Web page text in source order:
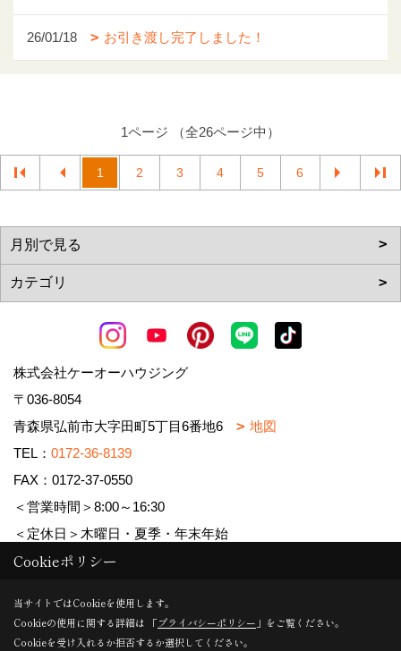
26/01/18 お引き渡し完了しました！
1ページ （全26ページ中）
1 2 3 4 5 6
株式会社ケーオーハウジング
〒036-8054
青森県弘前市大字田町5丁目6番地6
地図
TEL： 0172-36-8139
FAX：0172-37-0550
＜営業時間＞8:00～16:30
＜定休日＞木曜日・夏季・年末年始
Copyright (c) 株式会社ケーオーハウジング. All Rights Reserved.
Produced byゴデスクリエイト
Cookieポリシー
当サイトではCookieを使用します。
Cookieの使用に関する詳細は 「プライバシーポリシー 」をご覧ください。
Cookieを受け入れるか拒否するか選択してください。